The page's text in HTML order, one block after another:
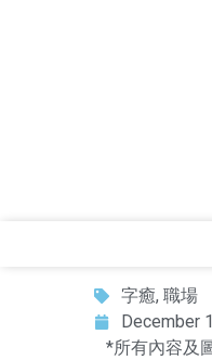
字癒, 職場
December
*所有內容及